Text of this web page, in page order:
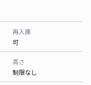
再入庫
可
高さ
制限なし